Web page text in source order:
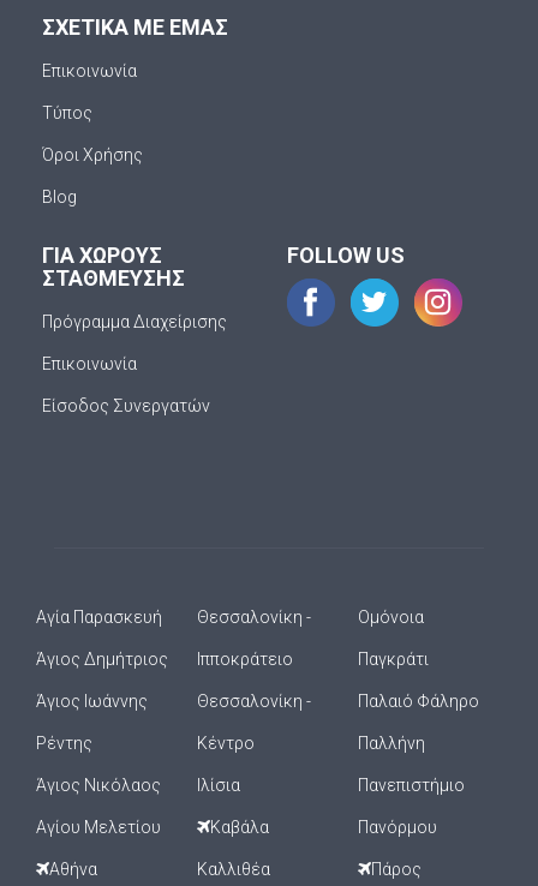
ΣΧΕΤΙΚΑ ΜΕ ΕΜΑΣ
Επικοινωνία
Τύπος
Όροι Χρήσης
Blog
ΓΙΑ ΧΩΡΟΥΣ
ΣΤΑΘΜΕΥΣΗΣ
Πρόγραμμα Διαχείρισης
Επικοινωνία
Είσοδος Συνεργατών
FOLLOW US
Αγία Παρασκευή
Άγιος Δημήτριος
Άγιος Ιωάννης
Ρέντης
Άγιος Νικόλαος
Αγίου Μελετίου
Αθήνα
Θεσσαλονίκη -
Ιπποκράτειο
Θεσσαλονίκη -
Κέντρο
Ιλίσια
Καβάλα
Καλλιθέα
Ομόνοια
Παγκράτι
Παλαιό Φάληρο
Παλλήνη
Πανεπιστήμιο
Πανόρμου
Πάρος